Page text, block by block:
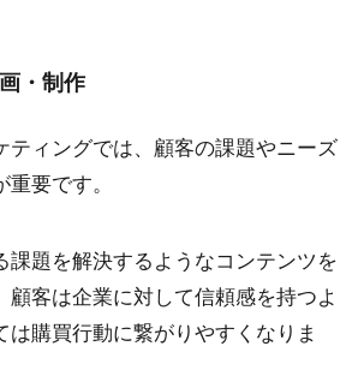
・制作
ティングでは、顧客の課題やニーズ
要です。
課題を解決するようなコンテンツを
顧客は企業に対して信頼感を持つよ
は購買行動に繋がりやすくなりま